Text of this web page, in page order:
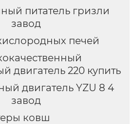
питатель гризли
завод
печей
двигатель 220 купить
двигатель YZU 8 4
завод
ковш